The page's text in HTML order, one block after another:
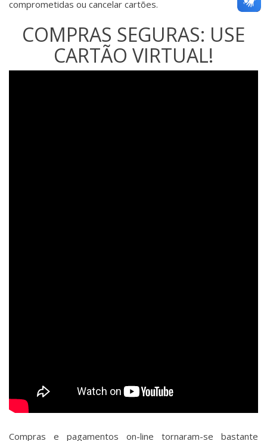
comprometidas ou cancelar cartões.
COMPRAS SEGURAS: USE
CARTÃO VIRTUAL!
Compras e pagamentos on-line tornaram-se bastante